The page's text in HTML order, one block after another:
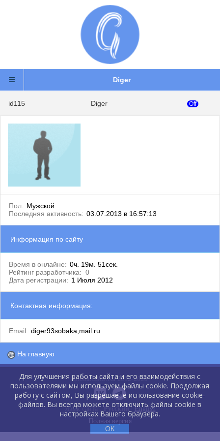
Diger
id115 Diger Off
Пол: Мужской
Последняя активность: 03.07.2013 в 16:57:13
Информация по сайту
Время в онлайне: 0ч. 19м. 51сек.
Рейтинг разработчика: 0
Дата регистрации: 1 Июля 2012
Контактная информация:
Email: diger93sobaka;mail.ru
На главную
GlobalCMS.Ru 2012-2026
Язык сайта :Русский| English
Полная версия
Для улучшения работы сайта и его взаимодействия с
пользователями мы используем файлы cookie. Продолжая
работу с сайтом, Вы разрешаете использование cookie-
файлов. Вы всегда можете отключить файлы cookie в
настройках Вашего браузера.
ОК